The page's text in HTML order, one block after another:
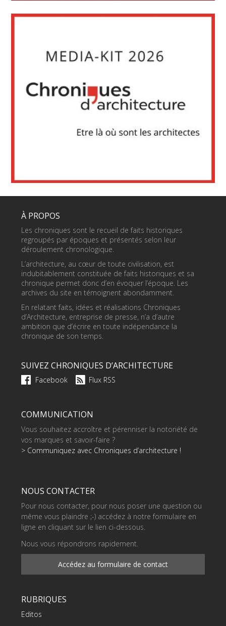
À PROPOS
Les chroniques sont le recueil de faits historiques
regroupés par époques et présentés selon leur
déroulement chronologique.
L’architecture, au cœur de toute civilisation, est
indubitablement constituée de faits historiques et sa
chronique permet donc d’en évoquer l’époque. Les
archives du site en témoignent abondamment.
En relatant faits, idées et réalisations Chroniques
d’Architecture, entreprise de presse, n’a d’autre
ambition que d’écrire en toute indépendance la
chronique de son temps.
SUIVEZ CHRONIQUES D’ARCHITECTURE
Facebook Flux RSS
COMMUNICATION
Vous souhaitez accroître et pérenniser la notoriété de
vos marques et savoir-faire ?
> Communiquez avec Chroniques d’architecture !
NOUS CONTACTER
Pour nous contacter, pour nous poser une question ou
même vous plaindre ;-) accédez à notre formulaire en
ligne en cliquant sur le lien ci-dessous.
Nous vous répondrons rapidement.
Accédez au formulaire de contact
RUBRIQUES
Editos